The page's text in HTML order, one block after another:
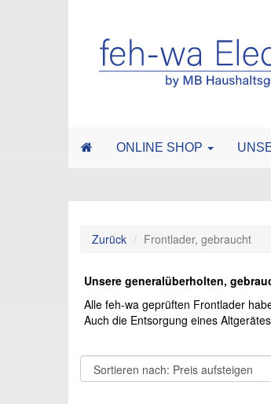
ONLINE SHOP
Zurück Frontlader, gebraucht
Unsere generalüberholten,
Alle feh-wa geprüften Frontlader
Auch die Entsorgung eines